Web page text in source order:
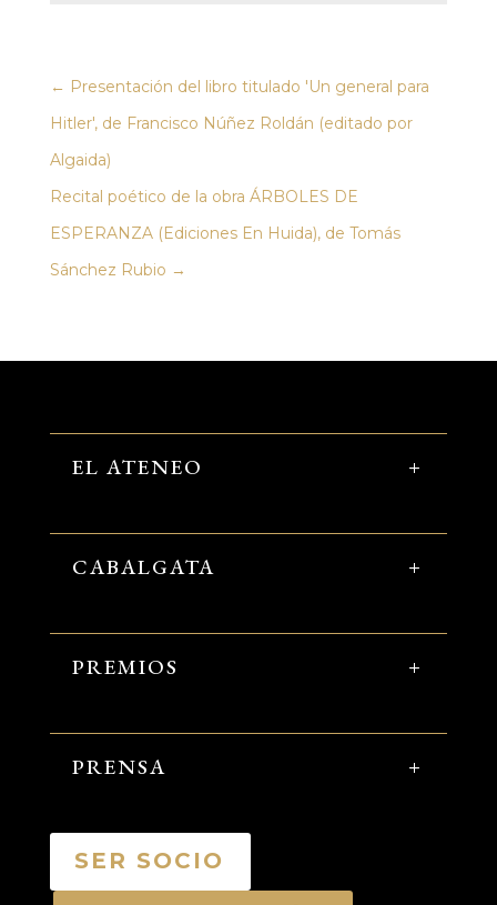
← Presentación del libro titulado 'Un general para
Hitler', de Francisco Núñez Roldán (editado por
Algaida)
Recital poético de la obra ÁRBOLES DE
ESPERANZA (Ediciones En Huida), de Tomás
Sánchez Rubio →
EL ATENEO
CABALGATA
PREMIOS
PRENSA
SER SOCIO